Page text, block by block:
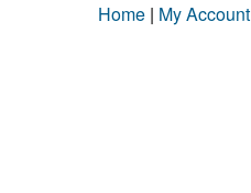
Home | My Account